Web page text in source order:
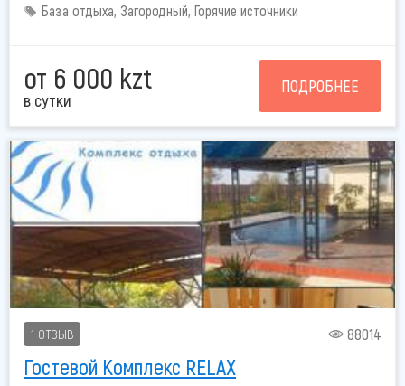
База отдыха, Загородный, Горячие источники
от 6 000 kzt
в сутки
ПОДРОБНЕЕ
1 ОТЗЫВ 88014
Гостевой Комплекс RELAX